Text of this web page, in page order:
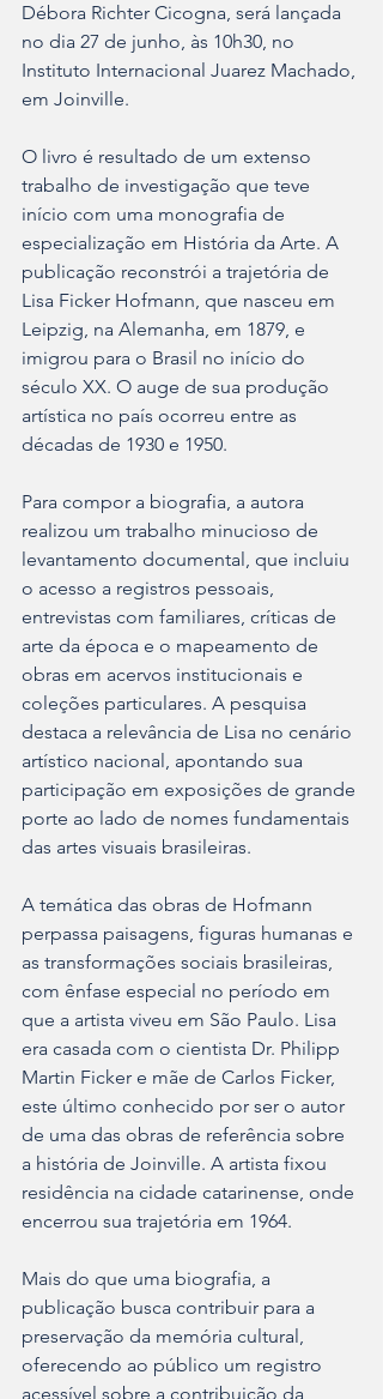
Débora Richter Cicogna, será lançada
no dia 27 de junho, às 10h30, no
Instituto Internacional Juarez Machado,
em Joinville.
O livro é resultado de um extenso
trabalho de investigação que teve
início com uma monografia de
especialização em História da Arte. A
publicação reconstrói a trajetória de
Lisa Ficker Hofmann, que nasceu em
Leipzig, na Alemanha, em 1879, e
imigrou para o Brasil no início do
século XX. O auge de sua produção
artística no país ocorreu entre as
décadas de 1930 e 1950.
Para compor a biografia, a autora
realizou um trabalho minucioso de
levantamento documental, que incluiu
o acesso a registros pessoais,
entrevistas com familiares, críticas de
arte da época e o mapeamento de
obras em acervos institucionais e
coleções particulares. A pesquisa
destaca a relevância de Lisa no cenário
artístico nacional, apontando sua
participação em exposições de grande
porte ao lado de nomes fundamentais
das artes visuais brasileiras.
A temática das obras de Hofmann
perpassa paisagens, figuras humanas e
as transformações sociais brasileiras,
com ênfase especial no período em
que a artista viveu em São Paulo. Lisa
era casada com o cientista Dr. Philipp
Martin Ficker e mãe de Carlos Ficker,
este último conhecido por ser o autor
de uma das obras de referência sobre
a história de Joinville. A artista fixou
residência na cidade catarinense, onde
encerrou sua trajetória em 1964.
Mais do que uma biografia, a
publicação busca contribuir para a
preservação da memória cultural,
oferecendo ao público um registro
acessível sobre a contribuição da